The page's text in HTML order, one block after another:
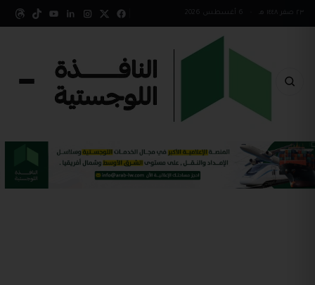
6 أغسطس 2026